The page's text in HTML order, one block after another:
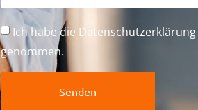
Ich habe die Datenschutzerklärung
genommen.
Senden